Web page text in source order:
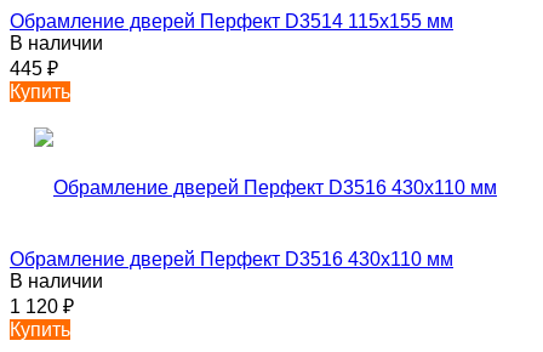
Обрамление дверей Перфект D3514 115х155 мм
В наличии
445 ₽
Купить
Обрамление дверей Перфект D3516 430х110 мм
В наличии
1 120 ₽
Купить